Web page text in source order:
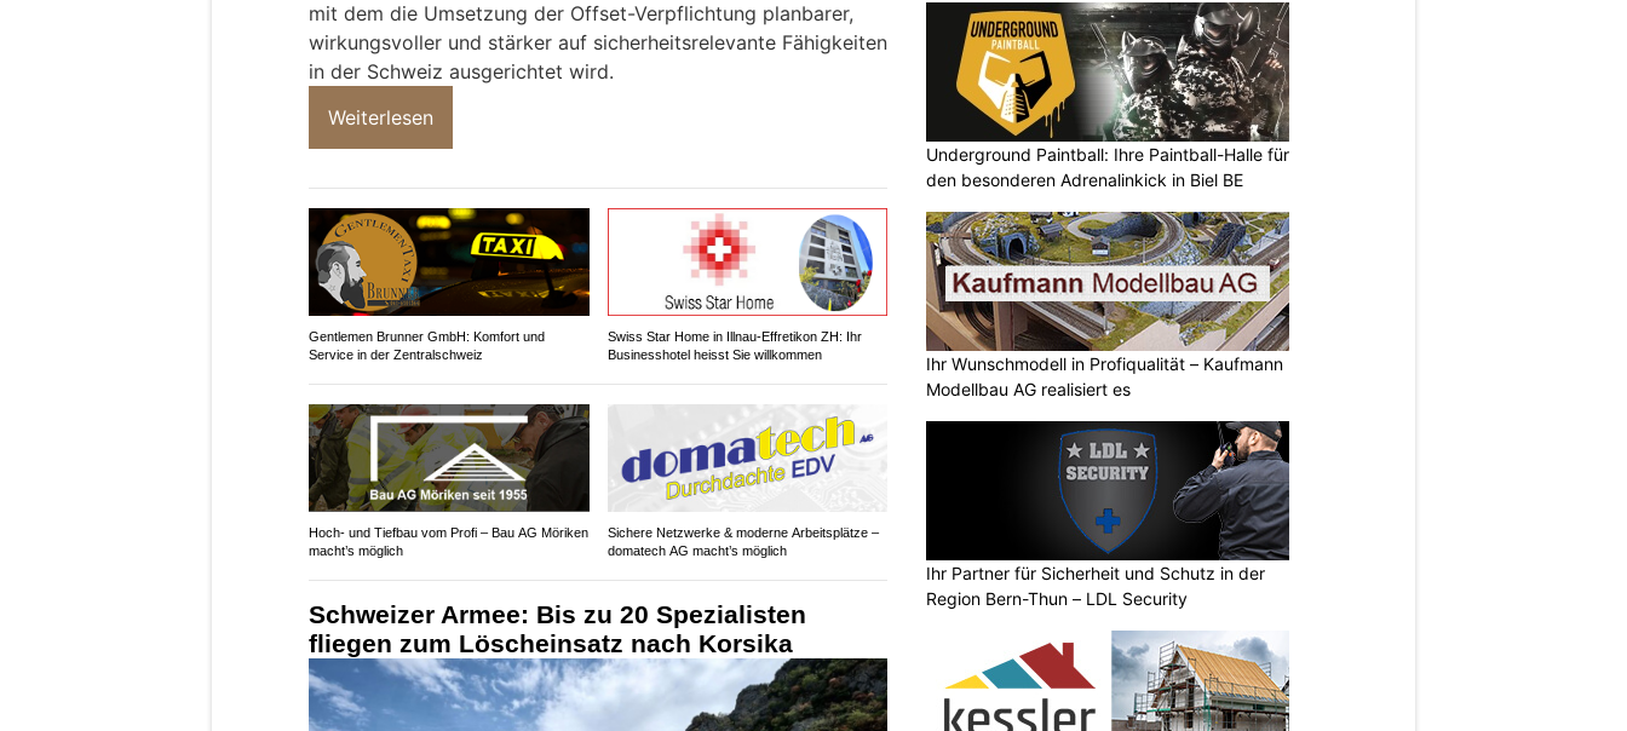
mit dem die Umsetzung der Offset-Verpflichtung planbarer,
wirkungsvoller und stärker auf sicherheitsrelevante Fähigkeiten
in der Schweiz ausgerichtet wird.
Weiterlesen
Gentlemen Brunner GmbH: Komfort und
Service in der Zentralschweiz
Swiss Star Home in Illnau-Effretikon ZH: Ihr
Businesshotel heisst Sie willkommen
Hoch- und Tiefbau vom Profi – Bau AG Möriken
macht’s möglich
Sichere Netzwerke & moderne Arbeitsplätze –
domatech AG macht’s möglich
Schweizer Armee: Bis zu 20 Spezialisten
fliegen zum Löscheinsatz nach Korsika
Underground Paintball: Ihre Paintball-Halle für
den besonderen Adrenalinkick in Biel BE
Ihr Wunschmodell in Profiqualität – Kaufmann
Modellbau AG realisiert es
Ihr Partner für Sicherheit und Schutz in der
Region Bern-Thun – LDL Security